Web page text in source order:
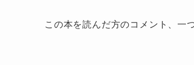
この本を読んだ方のコメント、一